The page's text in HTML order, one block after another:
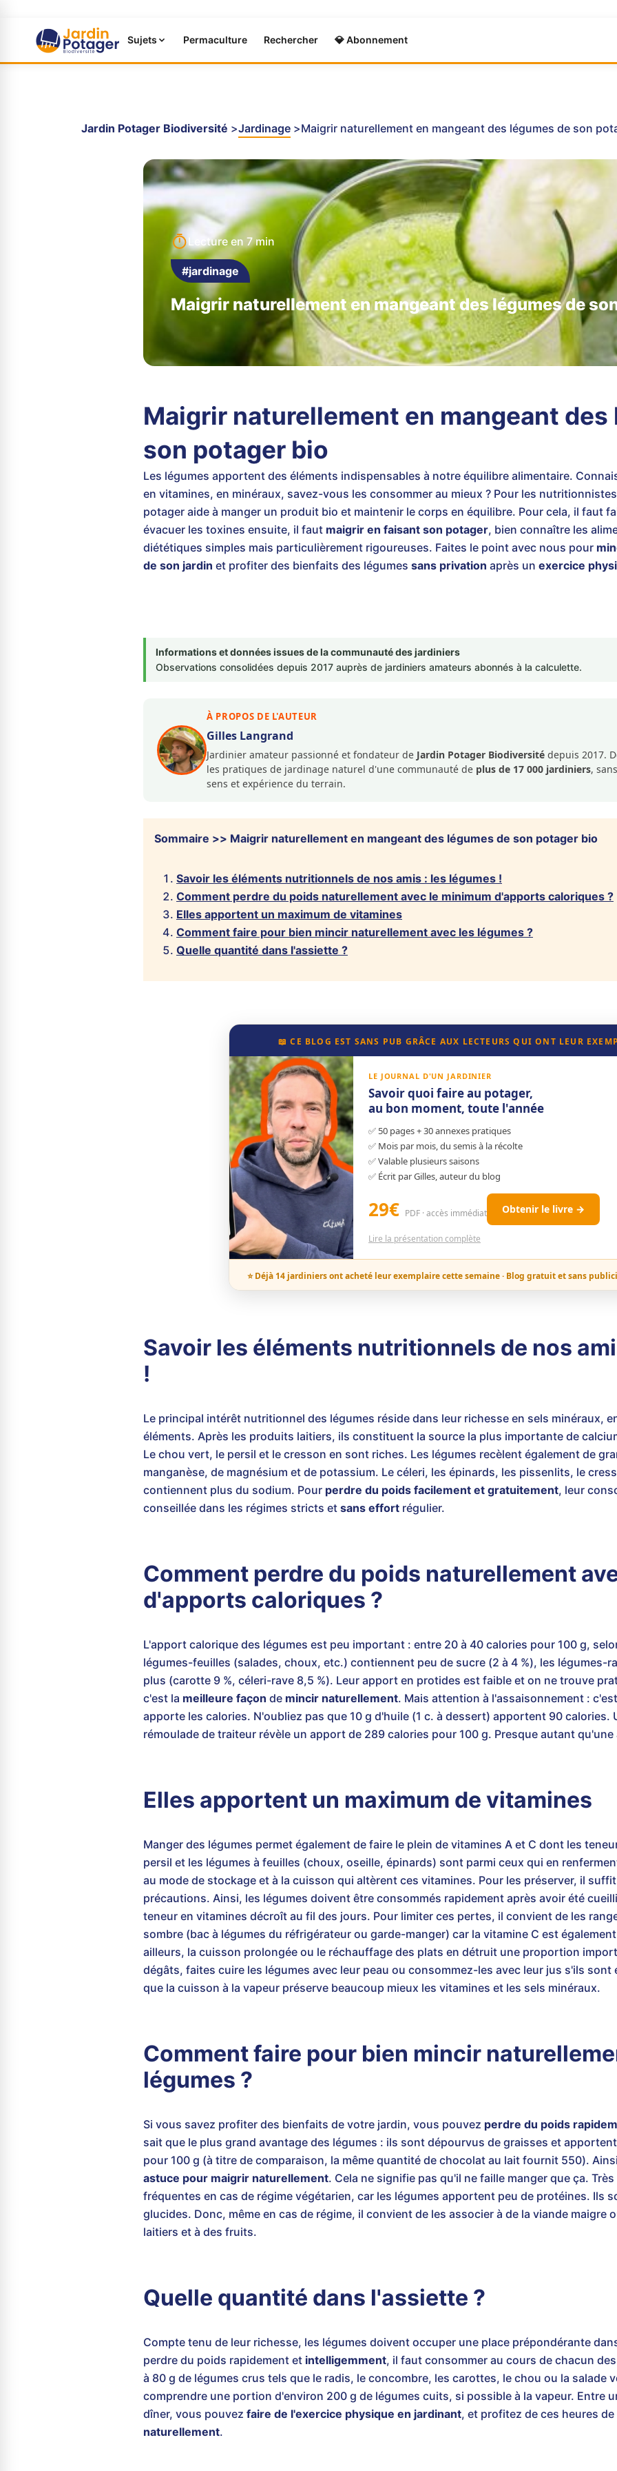
Sujets Permaculture Rechercher 💎 Abonnement
Jardin Potager Biodiversité Jardinage Maigrir naturellement en mangeant des légumes de son
Lecture en 7 min
#jardinage
Maigrir naturellement en mangeant des légumes de
Maigrir naturellement en mangeant des
son potager bio
Les légumes apportent des éléments indispensables à notre équilibre alimentaire.
en vitamines, en minéraux, savez-vous les consommer au mieux ? Pour les
potager aide à manger un produit bio et maintenir le corps en équilibre. Pour cela, il faut
évacuer les toxines ensuite, il faut maigrir en faisant son potager, bien connaître les
diététiques simples mais particulièrement rigoureuses. Faites le point avec nous pour
de son jardin et profiter des bienfaits des légumes sans privation après un exercice
Informations et données issues de la communauté des jardiniers
Observations consolidées depuis 2017 auprès de jardiniers amateurs abonnés à la calculette.
À PROPOS DE L'AUTEUR
Gilles Langrand
Jardinier amateur passionné et fondateur de Jardin Potager Biodiversité depuis 2017.
les pratiques de jardinage naturel d'une communauté de plus de 17 000 jardiniers,
sens et expérience du terrain.
Sommaire >> Maigrir naturellement en mangeant des légumes de son potager bio
Savoir les éléments nutritionnels de nos amis : les légumes !
Comment perdre du poids naturellement avec le minimum d'apports caloriques ?
Elles apportent un maximum de vitamines
Comment faire pour bien mincir naturellement avec les légumes ?
Quelle quantité dans l'assiette ?
📖 CE BLOG EST SANS PUB GRÂCE AUX LECTEURS QUI ONT LEUR
LE JOURNAL D'UN JARDINIER
Savoir quoi faire au potager,
au bon moment, toute l'année
✅ 50 pages + 30 annexes pratiques
✅ Mois par mois, du semis à la récolte
✅ Valable plusieurs saisons
✅ Écrit par Gilles, auteur du blog
29€ PDF · accès immédiat Obtenir le livre →
Lire la présentation complète
⭐ Déjà 14 jardiniers ont acheté leur exemplaire cette semaine · Blog gratuit et sans
Savoir les éléments nutritionnels de nos
!
Le principal intérêt nutritionnel des légumes réside dans leur richesse en sels minéraux,
éléments. Après les produits laitiers, ils constituent la source la plus importante de
Le chou vert, le persil et le cresson en sont riches. Les légumes recèlent également de
manganèse, de magnésium et de potassium. Le céleri, les épinards, les pissenlits, le
contiennent plus du sodium. Pour perdre du poids facilement et gratuitement, leur
conseillée dans les régimes stricts et sans effort régulier.
Comment perdre du poids naturellement
d'apports caloriques ?
L'apport calorique des légumes est peu important : entre 20 à 40 calories pour 100 g,
légumes-feuilles (salades, choux, etc.) contiennent peu de sucre (2 à 4 %), les légumes-
plus (carotte 9 %, céleri-rave 8,5 %). Leur apport en protides est faible et on ne trouve
c'est la meilleure façon de mincir naturellement. Mais attention à l'assaisonnement :
apporte les calories. N'oubliez pas que 10 g d'huile (1 c. à dessert) apportent 90 calories.
rémoulade de traiteur révèle un apport de 289 calories pour 100 g. Presque autant
Elles apportent un maximum de vitamines
Manger des légumes permet également de faire le plein de vitamines A et C dont les
persil et les légumes à feuilles (choux, oseille, épinards) sont parmi ceux qui en
au mode de stockage et à la cuisson qui altèrent ces vitamines. Pour les préserver, il
précautions. Ainsi, les légumes doivent être consommés rapidement après avoir été
teneur en vitamines décroît au fil des jours. Pour limiter ces pertes, il convient de les
sombre (bac à légumes du réfrigérateur ou garde-manger) car la vitamine C est
ailleurs, la cuisson prolongée ou le réchauffage des plats en détruit une proportion
dégâts, faites cuire les légumes avec leur peau ou consommez-les avec leur jus s'ils sont
que la cuisson à la vapeur préserve beaucoup mieux les vitamines et les sels minéraux.
Comment faire pour bien mincir
légumes ?
Si vous savez profiter des bienfaits de votre jardin, vous pouvez perdre du poids
sait que le plus grand avantage des légumes : ils sont dépourvus de graisses et
pour 100 g (à titre de comparaison, la même quantité de chocolat au lait fournit 550).
astuce pour maigrir naturellement. Cela ne signifie pas qu'il ne faille manger que ça.
fréquentes en cas de régime végétarien, car les légumes apportent peu de protéines. Ils
glucides. Donc, même en cas de régime, il convient de les associer à de la viande maigre
laitiers et à des fruits.
Quelle quantité dans l'assiette ?
Compte tenu de leur richesse, les légumes doivent occuper une place prépondérante
perdre du poids rapidement et intelligemment, il faut consommer au cours de chacun
à 80 g de légumes crus tels que le radis, le concombre, les carottes, le chou ou la salade
comprendre une portion d'environ 200 g de légumes cuits, si possible à la vapeur. Entre
dîner, vous pouvez faire de l'exercice physique en jardinant, et profitez de ces heures
naturellement.